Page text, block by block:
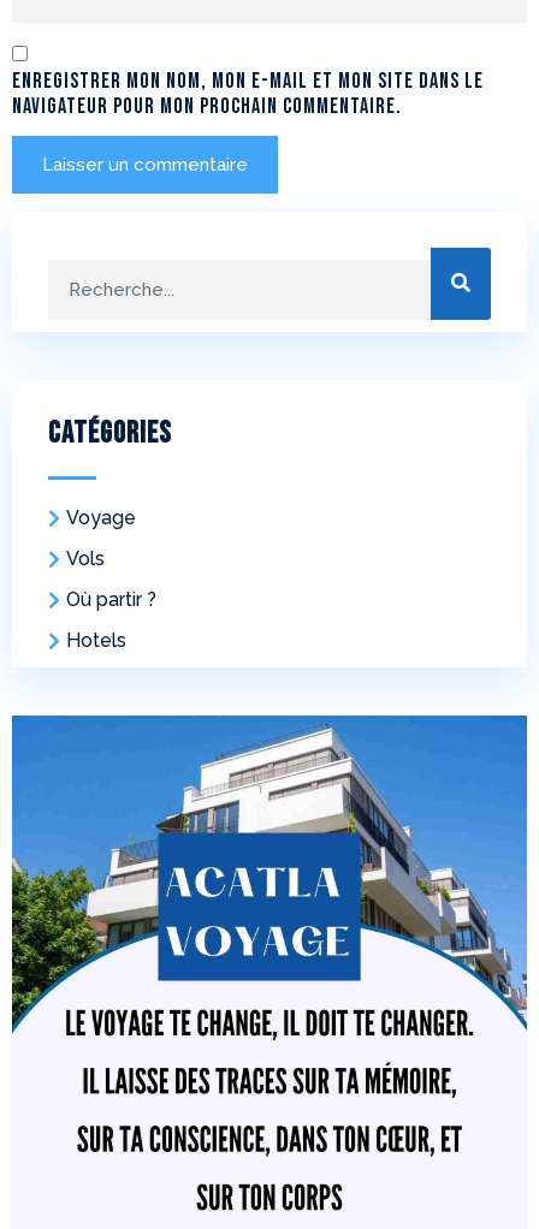
Enregistrer mon nom, mon e-mail et mon site dans le
navigateur pour mon prochain commentaire.
Catégories
Voyage
Vols
Où partir ?
Hotels